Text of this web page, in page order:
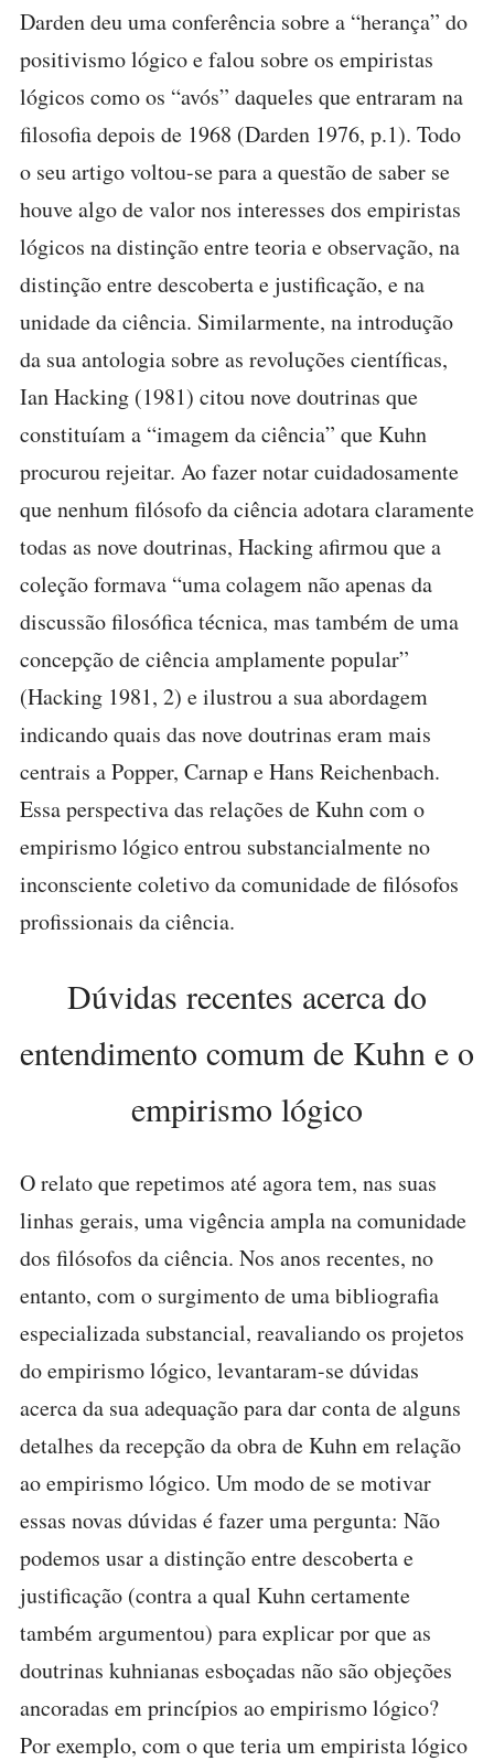
Darden deu uma conferência sobre a “herança” do
positivismo lógico e falou sobre os empiristas
lógicos como os “avós” daqueles que entraram na
filosofia depois de 1968 (Darden 1976, p.1). Todo
o seu artigo voltou-se para a questão de saber se
houve algo de valor nos interesses dos empiristas
lógicos na distinção entre teoria e observação, na
distinção entre descoberta e justificação, e na
unidade da ciência. Similarmente, na introdução
da sua antologia sobre as revoluções científicas,
Ian Hacking (1981) citou nove doutrinas que
constituíam a “imagem da ciência” que Kuhn
procurou rejeitar. Ao fazer notar cuidadosamente
que nenhum filósofo da ciência adotara claramente
todas as nove doutrinas, Hacking afirmou que a
coleção formava “uma colagem não apenas da
discussão filosófica técnica, mas também de uma
concepção de ciência amplamente popular”
(Hacking 1981, 2) e ilustrou a sua abordagem
indicando quais das nove doutrinas eram mais
centrais a Popper, Carnap e Hans Reichenbach.
Essa perspectiva das relações de Kuhn com o
empirismo lógico entrou substancialmente no
inconsciente coletivo da comunidade de filósofos
profissionais da ciência.
Dúvidas recentes acerca do
entendimento comum de Kuhn e o
empirismo lógico
O relato que repetimos até agora tem, nas suas
linhas gerais, uma vigência ampla na comunidade
dos filósofos da ciência. Nos anos recentes, no
entanto, com o surgimento de uma bibliografia
especializada substancial, reavaliando os projetos
do empirismo lógico, levantaram-se dúvidas
acerca da sua adequação para dar conta de alguns
detalhes da recepção da obra de Kuhn em relação
ao empirismo lógico. Um modo de se motivar
essas novas dúvidas é fazer uma pergunta: Não
podemos usar a distinção entre descoberta e
justificação (contra a qual Kuhn certamente
também argumentou) para explicar por que as
doutrinas kuhnianas esboçadas não são objeções
ancoradas em princípios ao empirismo lógico?
Por exemplo, com o que teria um empirista lógico